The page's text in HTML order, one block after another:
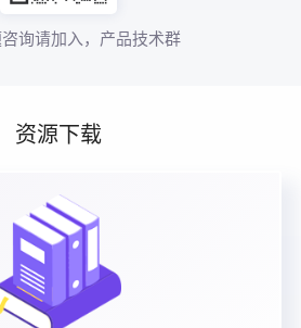
询请加入，产品技术群
资源下载